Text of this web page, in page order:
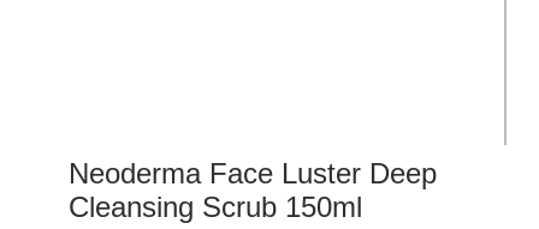
Neoderma Face Luster Deep
Cleansing Scrub 150ml